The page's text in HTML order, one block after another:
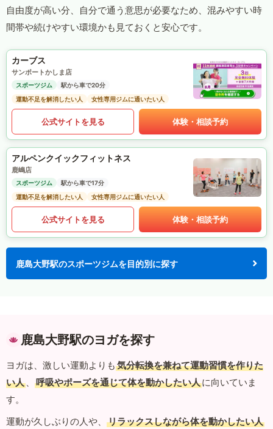
自由度が高い分、自分で通う意思が必要なため、混みやすい時
間帯や続けやすい環境かも見ておくと安心です。
カーブス
サンポートかしま店
スポーツジム
駅から車で20分
運動不足を解消したい人
女性専用ジムに通いたい人
公式サイトを見る 体験・相談予約
アルペンクイックフィットネス
鹿嶋店
スポーツジム
駅から車で17分
運動不足を解消したい人
女性専用ジムに通いたい人
公式サイトを見る 体験・相談予約
鹿島大野駅のスポーツジムを目的別に探す
鹿島大野駅のヨガを探す
ヨガは、激しい運動よりも 気分転換を兼ねて運動習慣を作りた
い人 、 呼吸やポーズを通じて体を動かしたい人に向いていま
す。
運動が久しぶりの人や、
リラックスしながら体を動かしたい人